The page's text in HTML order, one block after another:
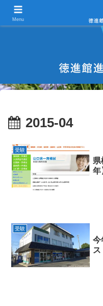
宇部市 学習塾 中学受験
2015-04
受験
県
年
受験
今
ス
Menu